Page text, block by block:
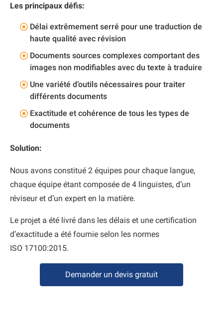
Les principaux défis:
Délai extrêmement serré pour une traduction de
haute qualité avec révision
Documents sources complexes comportant des
images non modifiables avec du texte à traduire
Une variété d’outils nécessaires pour traiter
différents documents
Exactitude et cohérence de tous les types de
documents
Solution:
Nous avons constitué 2 équipes pour chaque langue,
chaque équipe étant composée de 4 linguistes, d’un
réviseur et d’un expert en la matière.
Le projet a été livré dans les délais et une certification
d’exactitude a été fournie selon les normes
ISO 17100:2015.
Demander un devis gratuit